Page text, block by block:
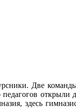
Две
открыли
здесь